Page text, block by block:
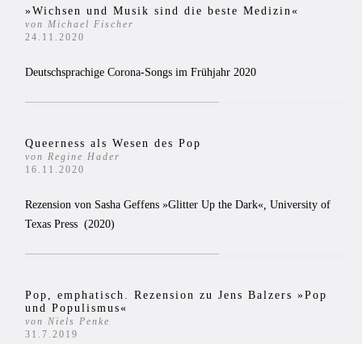
»Wichsen und Musik sind die beste Medizin«
von Michael Fischer
24.11.2020
Deutschsprachige Corona-Songs im Frühjahr 2020
Queerness als Wesen des Pop
von Regine Hader
16.11.2020
Rezension von Sasha Geffens »Glitter Up the Dark«, University of
Texas Press (2020)
Pop, emphatisch. Rezension zu Jens Balzers »Pop
und Populismus«
von Niels Penke
31.7.2019